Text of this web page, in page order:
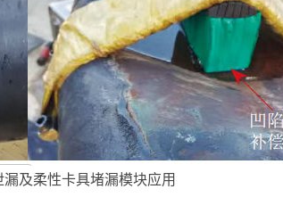
漏及柔性卡具堵漏模块应用